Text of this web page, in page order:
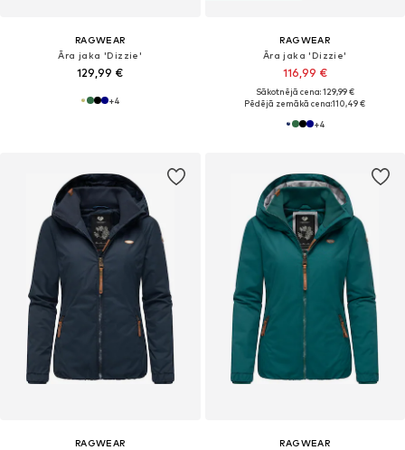
RAGWEAR
Āra jaka 'Dizzie'
129,99 €
+4
RAGWEAR
Āra jaka 'Dizzie'
116,99 €
Sākotnējā cena: 129,99 €
Pēdējā zemākā cena:110,49 €
+4
RAGWEAR RAGWEAR